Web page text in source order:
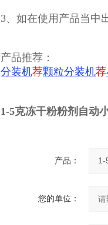
3、如在使用产品当中
产品推荐：
分装机荐颗粒分装机荐
1-5克冻干粉粉剂自动
产品：
您的单位：